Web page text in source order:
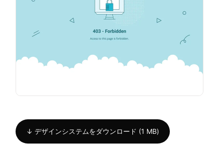
↓ デザインシステムをダウンロード (1 MB)